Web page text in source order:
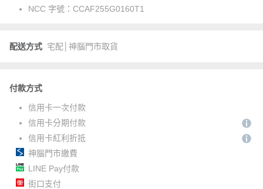
NCC 字號： CCAF255G0160T1
配送方式 宅配│神腦門市取貨
付款方式
信用卡一次付款
信用卡分期付款
信用卡紅利折抵
神腦門市繳費
LINE Pay付款
街口支付